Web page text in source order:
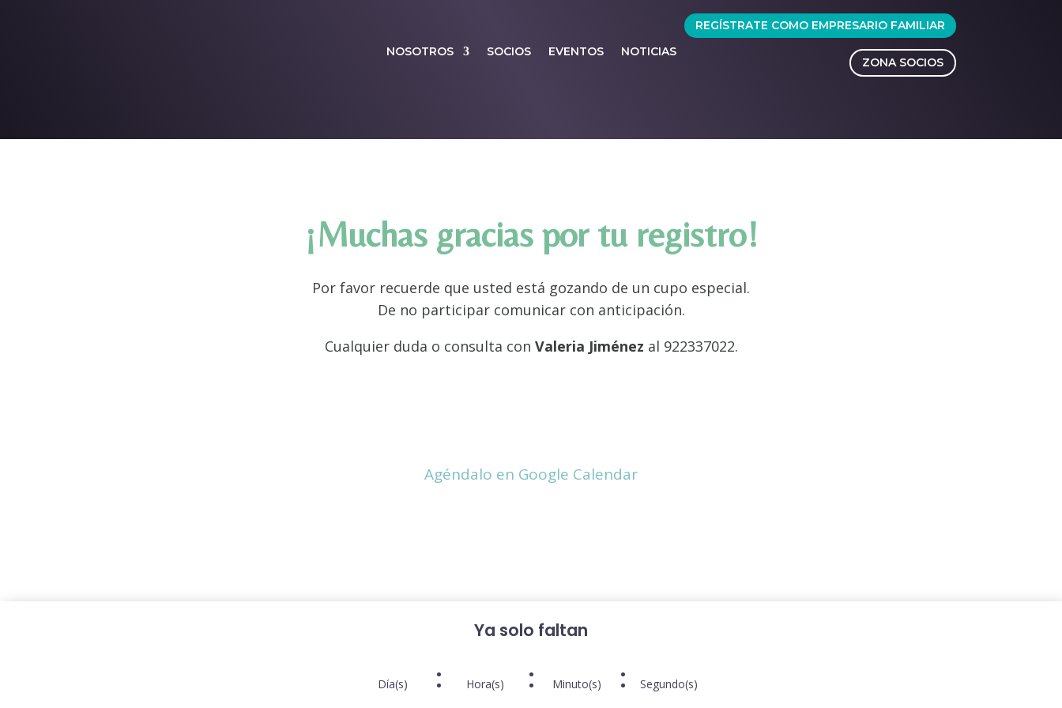
REGÍSTRATE COMO EMPRESARIO FAMILIAR
ZONA SOCIOS
NOSOTROS SOCIOS EVENTOS NOTICIAS
¡Muchas gracias por tu registro!
Por favor recuerde que usted está gozando de un cupo especial.
De no participar comunicar con anticipación.
Cualquier duda o consulta con Valeria Jiménez al 922337022.
Agéndalo en Google Calendar
Ya solo faltan
Día(s) : Hora(s) : Minuto(s) : Segundo(s)